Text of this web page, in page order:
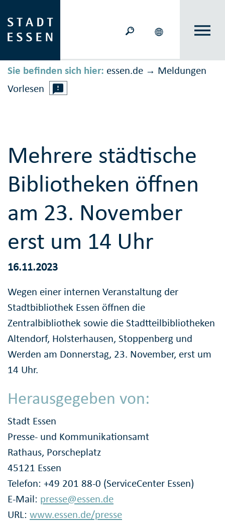
Sie befinden sich hier: essen.de → Meldungen
Vorlesen
Mehrere städtische
Bibliotheken öffnen
am 23. November
erst um 14 Uhr
16.11.2023
Wegen einer internen Veranstaltung der
Stadtbibliothek Essen öffnen die
Zentralbibliothek sowie die Stadtteilbibliotheken
Altendorf, Holsterhausen, Stoppenberg und
Werden am Donnerstag, 23. November, erst um
14 Uhr.
Herausgegeben von:
Stadt Essen
Presse- und Kommunikationsamt
Rathaus, Porscheplatz
45121 Essen
Telefon: +49 201 88-0 (ServiceCenter Essen)
E-Mail: presse@essen.de
URL: www.essen.de/presse